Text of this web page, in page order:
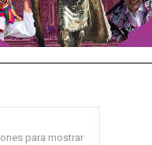
para mostrar